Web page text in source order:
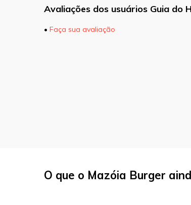
Avaliações dos usuários Guia do
• Faça sua avaliação
E-mail*
O que o Mazóia Burger